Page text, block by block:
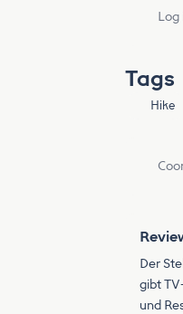
Log
Tags
Hike
Der
gibt
und